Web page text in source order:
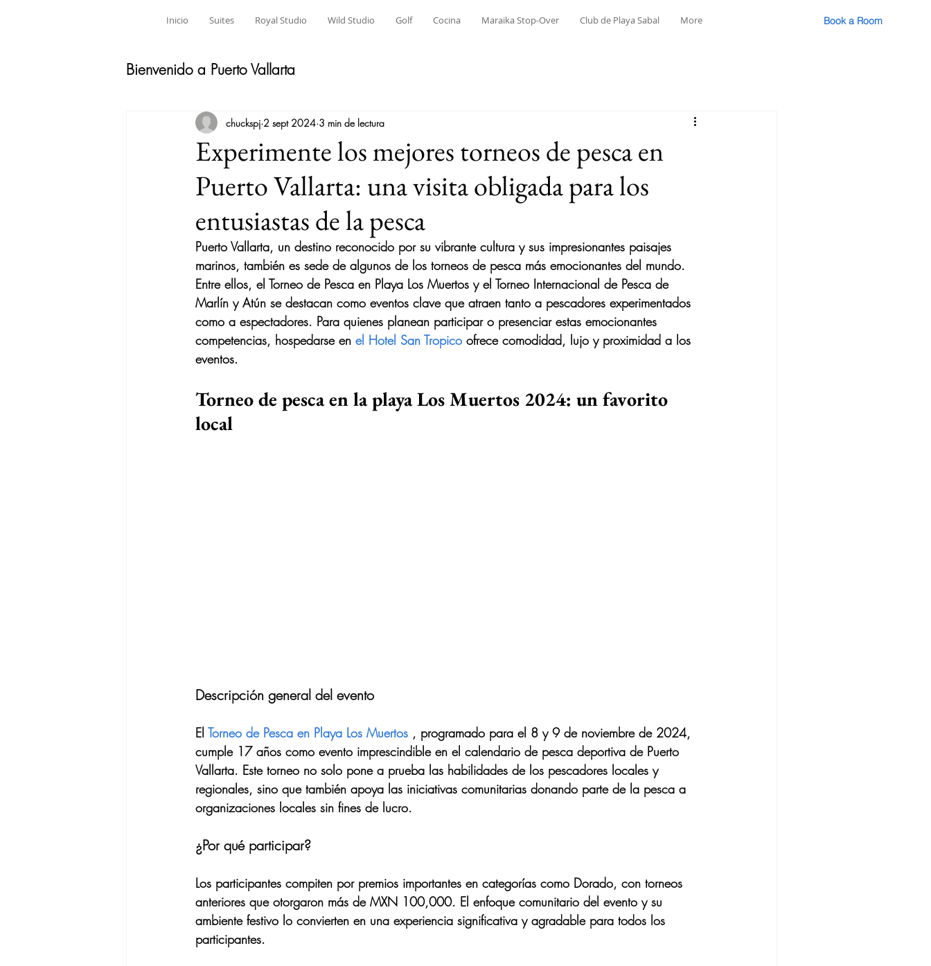
Inicio Suites Royal Studio Wild Studio Golf Cocina Maraika Stop-Over Club de Playa Sabal More Book a Room
Bienvenido a Puerto Vallarta
Experimente los mejores torneos de pesca en
Puerto Vallarta: una visita obligada para los
entusiastas de la pesca
chuckspj 2 sept 2024 3 min de lectura
Puerto Vallarta, un destino reconocido por su vibrante cultura y sus impresionantes paisajes
marinos, también es sede de algunos de los torneos de pesca más emocionantes del mundo.
Entre ellos, el Torneo de Pesca en Playa Los Muertos y el Torneo Internacional de Pesca de
Marlín y Atún se destacan como eventos clave que atraen tanto a pescadores experimentados
como a espectadores. Para quienes planean participar o presenciar estas emocionantes
competencias, hospedarse en el Hotel San Tropico ofrece comodidad, lujo y proximidad a los
eventos.
Torneo de pesca en la playa Los Muertos 2024: un favorito
local
Descripción general del evento
El Torneo de Pesca en Playa Los Muertos , programado para el 8 y 9 de noviembre de 2024,
cumple 17 años como evento imprescindible en el calendario de pesca deportiva de Puerto
Vallarta. Este torneo no solo pone a prueba las habilidades de los pescadores locales y
regionales, sino que también apoya las iniciativas comunitarias donando parte de la pesca a
organizaciones locales sin fines de lucro.
¿Por qué participar?
Los participantes compiten por premios importantes en categorías como Dorado, con torneos
anteriores que otorgaron más de MXN 100,000. El enfoque comunitario del evento y su
ambiente festivo lo convierten en una experiencia significativa y agradable para todos los
participantes.